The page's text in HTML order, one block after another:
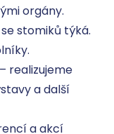
orgány.
stomiků týká.
realizujeme
a další
a akcí